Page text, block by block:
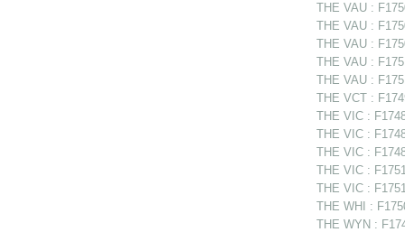
THE VAU :
THE VAU :
THE VAU :
THE VAU :
THE VAU :
THE VCT :
THE VIC :
THE VIC :
THE VIC :
THE VIC :
THE VIC :
THE WHI :
THE WYN :